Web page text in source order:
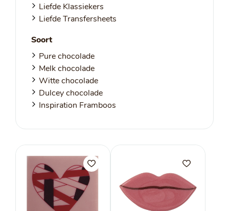
Liefde Klassiekers
Liefde Transfersheets
Soort
Pure chocolade
Melk chocolade
Witte chocolade
Dulcey chocolade
Inspiration Framboos